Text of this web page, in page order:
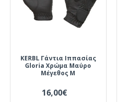
KERBL Γάντια Ιππασίας
Gloria Χρώμα Μαύρο
Μέγεθος M
16,00€